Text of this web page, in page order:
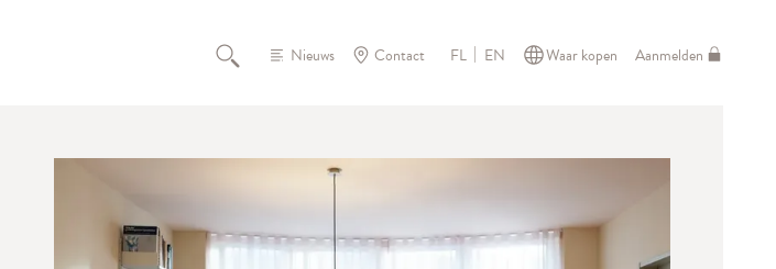
Nieuws Contact FL EN Waar kopen Aanmelden